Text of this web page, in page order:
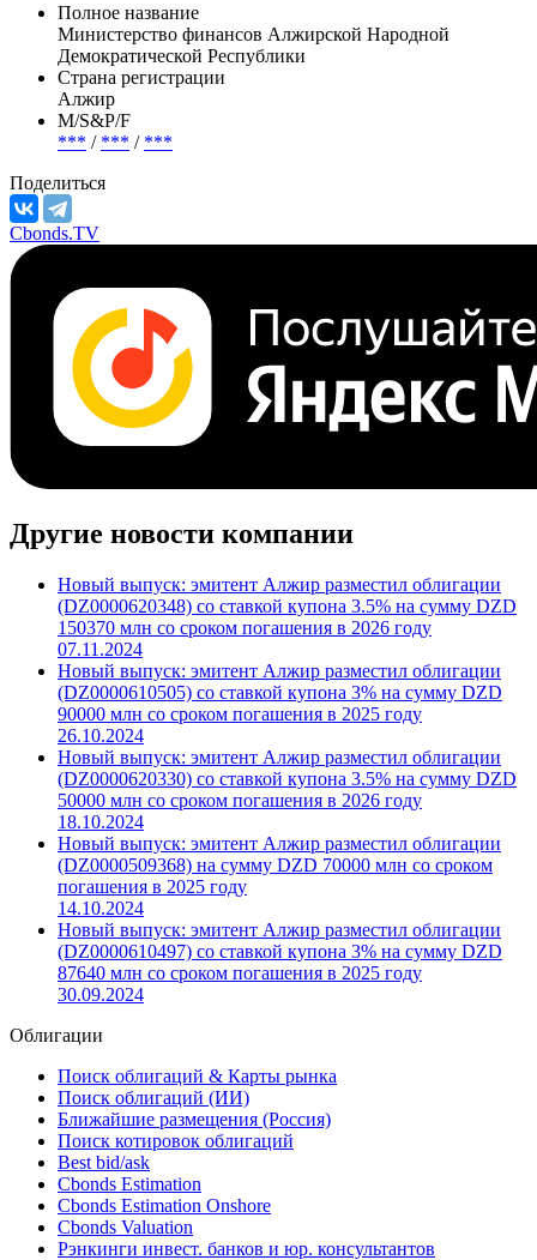
Полное название
Министерство финансов Алжирской Народной
Демократической Республики
Алжир
М/S&P/F
***/
Поделиться
Cbonds.TV
Другие новости компании
Новый выпуск: эмитент Алжир разместил облигации
(DZ0000620348) со ставкой купона 3.5% на сумму DZD
150370 млн со сроком погашения в 2026 году
07.11.2024
Новый выпуск: эмитент Алжир разместил облигации
(DZ0000610505) со ставкой купона 3% на сумму DZD
90000 млн со сроком погашения в 2025 году
26.10.2024
Новый выпуск: эмитент Алжир разместил облигации
(DZ0000620330) со ставкой купона 3.5% на сумму DZD
50000 млн со сроком погашения в 2026 году
18.10.2024
Новый выпуск: эмитент Алжир разместил облигации
(DZ0000509368) на сумму DZD 70000 млн со сроком
погашения в 2025 году
14.10.2024
(DZ0000610497) со ставкой купона 3% на сумму DZD
30.09.2024
Облигации
Поиск облигаций & Карты рынка
Поиск облигаций (ИИ)
Ближайшие размещения (Россия)
Поиск котировок облигаций
Best bid/ask